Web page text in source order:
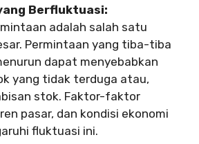
Berfluktuasi:
adalah salah satu
Permintaan yang tiba-tiba
dapat menyebabkan
yang tidak terduga atau,
stok. Faktor-faktor
pasar, dan kondisi ekonomi
fluktuasi ini.